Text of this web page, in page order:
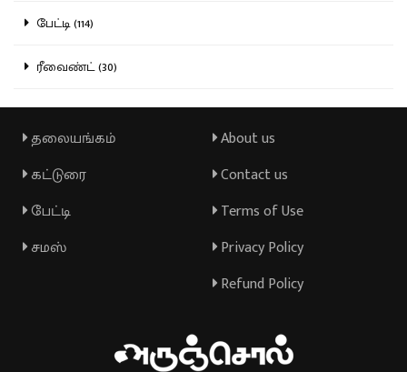
பேட்டி (114)
ரீவைண்ட் (30)
தலையங்கம்
கட்டுரை
பேட்டி
சமஸ்
About us
Contact us
Terms of Use
Privacy Policy
Refund Policy